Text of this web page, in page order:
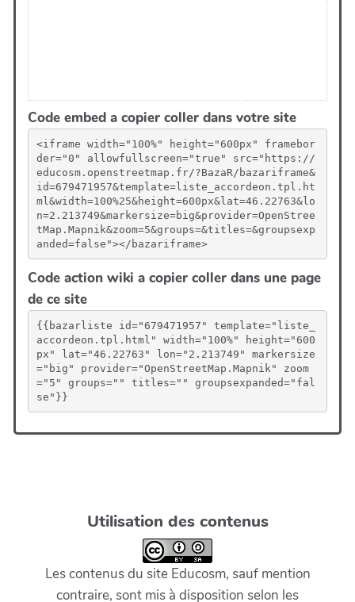
Code embed a copier coller dans votre site
<iframe width="100%" height="600px" framebor
der="0" allowfullscreen="true" src="https://
educosm.openstreetmap.fr/?BazaR/bazariframe&
id=679471957&template=liste_accordeon.tpl.ht
ml&width=100%25&height=600px&lat=46.22763&lo
n=2.213749&markersize=big&provider=OpenStree
tMap.Mapnik&zoom=5&groups=&titles=&groupsexp
anded=false"></bazariframe>
Code action wiki a copier coller dans une page
de ce site
{{bazarliste id="679471957" template="liste_
accordeon.tpl.html" width="100%" height="600
px" lat="46.22763" lon="2.213749" markersize
="big" provider="OpenStreetMap.Mapnik" zoom
="5" groups="" titles="" groupsexpanded="fal
se"}}
Utilisation des contenus
Les contenus du site Educosm, sauf mention
contraire, sont mis à disposition selon les